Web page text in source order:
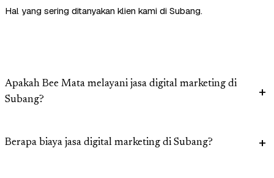
Hal yang sering ditanyakan klien kami di Subang.
Apakah Bee Mata melayani jasa digital marketing di
Subang?
Berapa biaya jasa digital marketing di Subang?